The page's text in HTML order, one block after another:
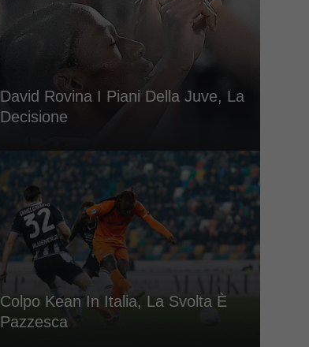
David Rovina I Piani Della Juve, La
Decisione
Colpo Kean In Italia, La Svolta È
Pazzesca